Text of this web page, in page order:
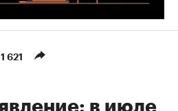
1 621
в июле